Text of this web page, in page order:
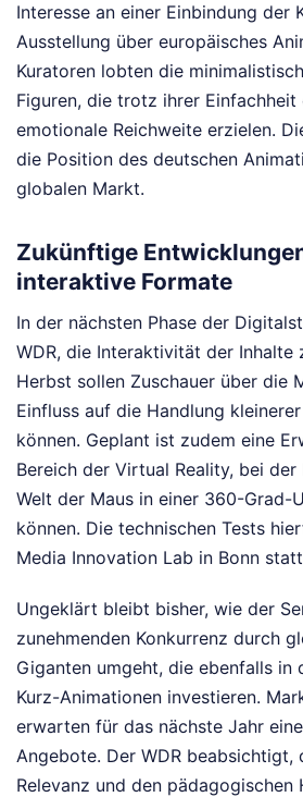
Interesse an einer Einbindung der
Ausstellung über europäisches
Kuratoren lobten die
Figuren, die trotz ihrer Einfachheit
emotionale Reichweite erzielen.
die Position des deutschen
globalen Markt.
Zukünftige
interaktive Formate
In der nächsten Phase der
WDR, die Interaktivität der Inhalte
Herbst sollen Zuschauer über die
Einfluss auf die Handlung
können. Geplant ist zudem eine
Bereich der Virtual Reality, bei
Welt der Maus in einer 360-Grad-
können. Die technischen Tests
Media Innovation Lab in Bonn
Ungeklärt bleibt bisher, wie der
zunehmenden Konkurrenz durch
Giganten umgeht, die ebenfalls in
Kurz-Animationen investieren.
erwarten für das nächste Jahr
Angebote. Der WDR beabsichtigt,
Relevanz und den pädagogischen